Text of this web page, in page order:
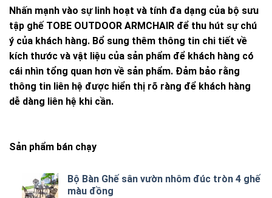
Nhấn mạnh vào sự linh hoạt và tính đa dạng của bộ sưu
tập ghế TOBE OUTDOOR ARMCHAIR để thu hút sự chú
ý của khách hàng. Bổ sung thêm thông tin chi tiết về
kích thước và vật liệu của sản phẩm để khách hàng có
cái nhìn tổng quan hơn về sản phẩm. Đảm bảo rằng
thông tin liên hệ được hiển thị rõ ràng để khách hàng
dễ dàng liên hệ khi cần.
Sản phẩm bán chạy
Bộ Bàn Ghế sân vườn nhôm đúc tròn 4 ghế
màu đồng